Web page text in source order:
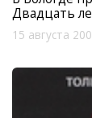
Двадцать
15 августа